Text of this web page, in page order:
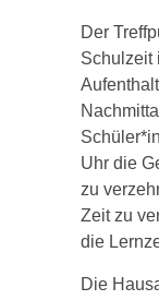
Der
Schulzeit
Uhr die
zu
Zeit zu
die
Die